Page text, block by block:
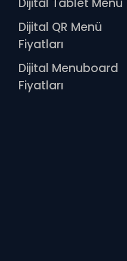
Dijital Tablet Menü
Dijital QR Menü
Fiyatları
Dijital Menuboard
Fiyatları